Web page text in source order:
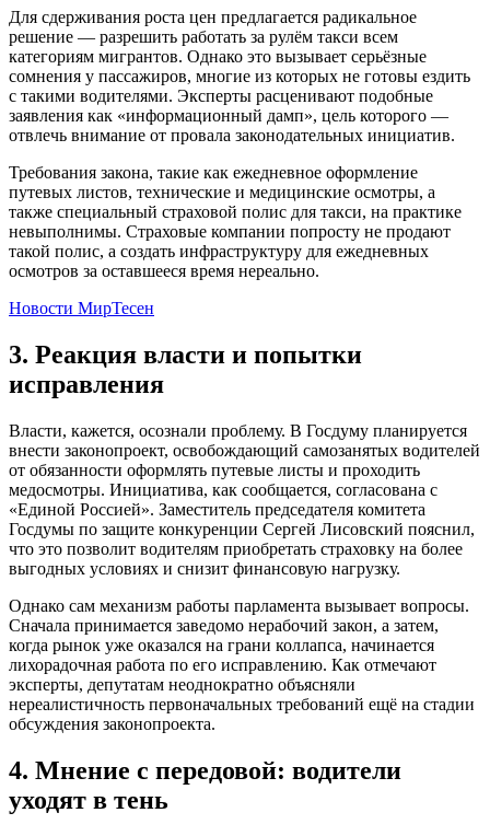
Для сдерживания роста цен предлагается радикальное
решение — разрешить работать за рулём такси всем
категориям мигрантов. Однако это вызывает серьёзные
сомнения у пассажиров, многие из которых не готовы ездить
с такими водителями. Эксперты расценивают подобные
заявления как «информационный дамп», цель которого —
отвлечь внимание от провала законодательных инициатив.
Требования закона, такие как ежедневное оформление
путевых листов, технические и медицинские осмотры, а
также специальный страховой полис для такси, на практике
невыполнимы. Страховые компании попросту не продают
такой полис, а создать инфраструктуру для ежедневных
осмотров за оставшееся время нереально.
Новости МирТесен
3. Реакция власти и попытки
исправления
Власти, кажется, осознали проблему. В Госдуму планируется
внести законопроект, освобождающий самозанятых водителей
от обязанности оформлять путевые листы и проходить
медосмотры. Инициатива, как сообщается, согласована с
«Единой Россией». Заместитель председателя комитета
Госдумы по защите конкуренции Сергей Лисовский пояснил,
что это позволит водителям приобретать страховку на более
выгодных условиях и снизит финансовую нагрузку.
Однако сам механизм работы парламента вызывает вопросы.
Сначала принимается заведомо нерабочий закон, а затем,
когда рынок уже оказался на грани коллапса, начинается
лихорадочная работа по его исправлению. Как отмечают
эксперты, депутатам неоднократно объясняли
нереалистичность первоначальных требований ещё на стадии
обсуждения законопроекта.
4. Мнение с передовой: водители
уходят в тень